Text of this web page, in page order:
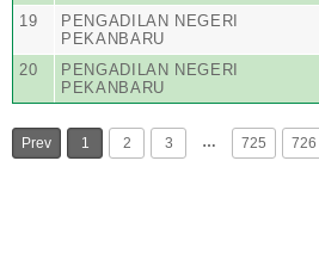
19
PENGADILAN NEGERI
PEKANBARU
20
PENGADILAN NEGERI
PEKANBARU
Prev 1 2 3 … 725 726